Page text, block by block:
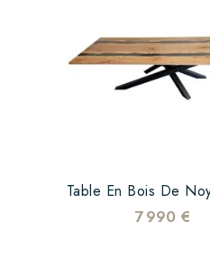
Table En Bois De
7 990 €